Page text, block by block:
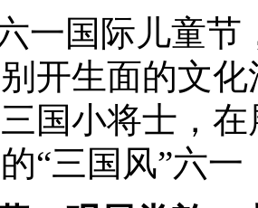
一国际儿童
开生面的文
国小将士，
“三国风”六